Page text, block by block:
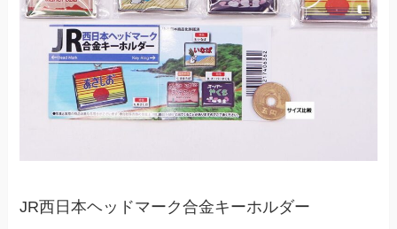
JR西日本ヘッドマーク合金キーホルダー